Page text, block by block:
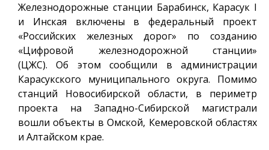
Железнодорожные станции Барабинск, Карасук I
и Инская включены в федеральный проект
«Российских железных дорог» по созданию
«Цифровой железнодорожной станции»
(ЦЖС). Об этом сообщили в администрации
Карасукского муниципального округа. Помимо
станций Новосибирской области, в периметр
проекта на Западно-Сибирской магистрали
вошли объекты в Омской, Кемеровской областях
и Алтайском крае.